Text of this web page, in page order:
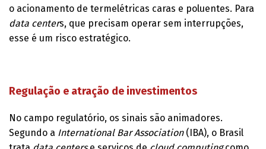
o acionamento de termelétricas caras e poluentes. Para
data centers, que precisam operar sem interrupções,
esse é um risco estratégico.
Regulação e atração de investimentos
No campo regulatório, os sinais são animadores.
Segundo a International Bar Association(IBA), o Brasil